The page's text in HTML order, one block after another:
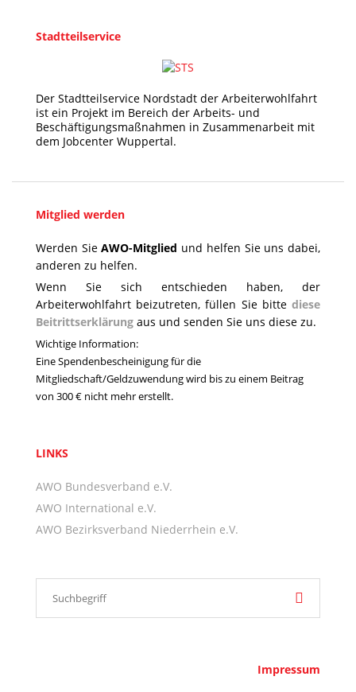
Stadtteilservice
Der Stadtteilservice Nordstadt der Arbeiterwohlfahrt
ist ein Projekt im Bereich der Arbeits- und
Beschäftigungsmaßnahmen in Zusammenarbeit mit
dem Jobcenter Wuppertal.
Mitglied werden
Werden SieAWO-Mitglied und helfen Sie uns dabei,
anderen zu helfen.
Wenn Sie sich entschieden haben, der
Arbeiterwohlfahrt beizutreten, füllen Sie bitte diese
Beitrittserklärung aus und senden Sie uns diese zu.
Wichtige Information:
Eine Spendenbescheinigung für die
Mitgliedschaft/Geldzuwendung wird bis zu einem Beitrag
von 300 € nicht mehr erstellt.
LINKS
AWO Bundesverband e.V.
AWO International e.V.
AWO Bezirksverband Niederrhein e.V.
Impressum